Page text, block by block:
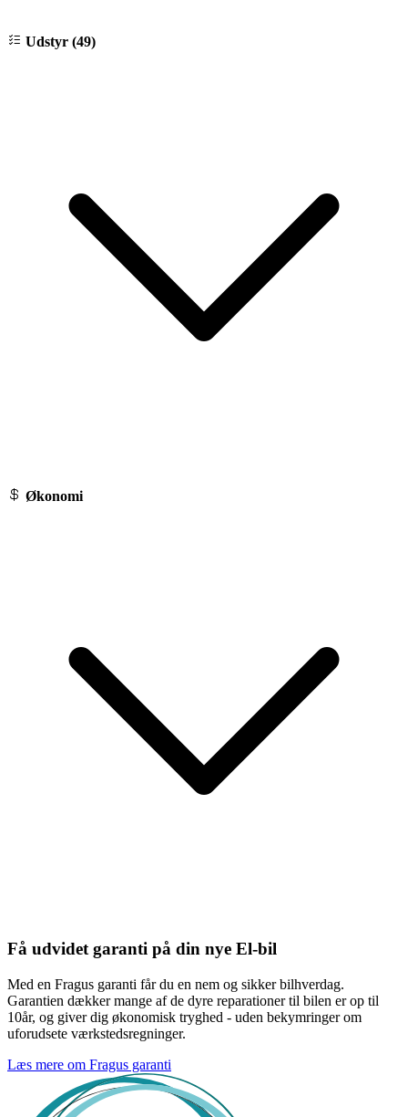
Udstyr (49)
Økonomi
Få udvidet garanti på din nye El-bil
Med en Fragus garanti får du en nem og sikker bilhverdag.
Garantien dækker mange af de dyre reparationer til bilen er op til
10år, og giver dig økonomisk tryghed - uden bekymringer om
uforudsete værkstedsregninger.
Læs mere om Fragus garanti